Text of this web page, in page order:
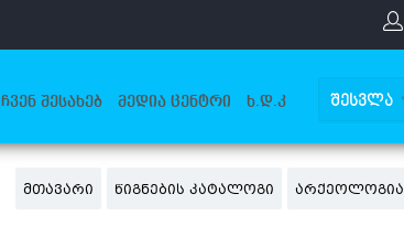
ᲩᲕᲔᲜ ᲨᲔᲡᲐᲮᲔᲑ ᲛᲔᲓᲘᲐ ᲪᲔᲜᲢᲠᲘ Ხ.Დ.Კ ᲨᲔᲡᲕᲚᲐ
ᲛᲗᲐᲕᲐᲠᲘ ᲬᲘᲒᲜᲔᲑᲘᲡ ᲙᲐᲢᲐᲚᲝᲒᲘ ᲐᲠᲥᲔᲝᲚᲝᲒᲘᲐ